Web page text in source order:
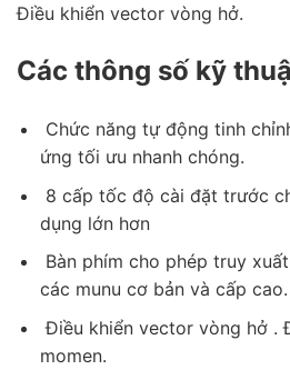
Điều khiển vector vòng hở.
Các thông số kỹ
Chức năng tự động tinh
ứng tối ưu nhanh chóng.
8 cấp tốc độ cài đặt trước
dụng lớn hơn
Bàn phím cho phép truy
các munu cơ bản và cấp cao.
Điều khiển vector vòng hở .
momen.